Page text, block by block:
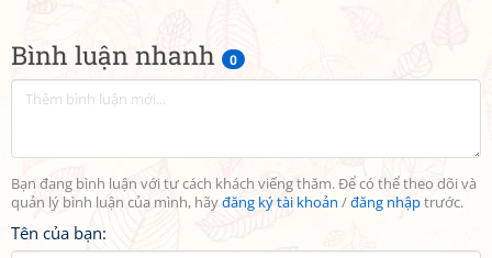
Bình luận nhanh 0
Bạn đang bình luận với tư cách khách viếng thăm. Để có thể theo dõi và
quản lý bình luận của mình, hãyđăng ký tài khoản /đăng nhậptrước.
Tên của bạn: